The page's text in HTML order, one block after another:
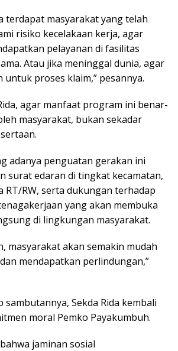
terdapat masyarakat yang telah
risiko kecelakaan kerja, agar
pelayanan di fasilitas
Atau jika meninggal dunia, agar
proses klaim,” pesannya.
agar manfaat program ini benar-
masyarakat, bukan sekadar
adanya penguatan gerakan ini
surat edaran di tingkat kecamatan,
RT/RW, serta dukungan terhadap
yang akan membuka
di lingkungan masyarakat.
masyarakat akan semakin mudah
mendapatkan perlindungan,”
sambutannya, Sekda Rida kembali
moral Pemko Payakumbuh.
jaminan sosial